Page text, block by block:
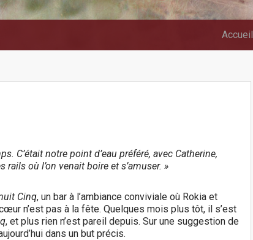
Accueil
C’était notre point d’eau préféré, avec Catherine,
où l’on venait boire et s’amuser. »
Cinq, un bar à l’ambiance conviviale où Rokia et
n’est pas à la fête. Quelques mois plus tôt, il s’est
, et plus rien n’est pareil depuis. Sur une suggestion de
dans un but précis.